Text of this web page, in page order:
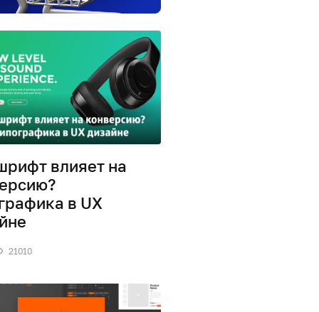
влияет на
в UX
21010